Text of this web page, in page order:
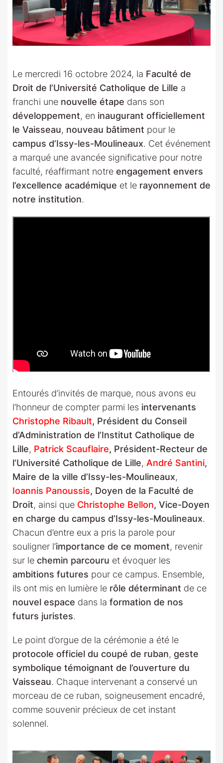
Le mercredi 16 octobre 2024, la Faculté de
Droit de l’Université Catholique de Lille a
franchi une nouvelle étape dans son
développement, en inaugurant officiellement
le Vaisseau, nouveau bâtiment pour le
campus d’Issy-les-Moulineaux. Cet événement
a marqué une avancée significative pour notre
faculté, réaffirmant notre engagement envers
l’excellence académique et le rayonnement de
notre institution.
Entourés d’invités de marque, nous avons eu
l’honneur de compter parmi les intervenants
Christophe Ribault, Président du Conseil
d’Administration de l’Institut Catholique de
Lille, Patrick Scauflaire, Président-Recteur de
l’Université Catholique de Lille, André Santini,
Maire de la ville d’Issy-les-Moulineaux,
Ioannis Panoussis, Doyen de la Faculté de
Droit, ainsi que Christophe Bellon, Vice-Doyen
en charge du campus d’Issy-les-Moulineaux.
Chacun d’entre eux a pris la parole pour
souligner l’importance de ce moment, revenir
sur le chemin parcouru et évoquer les
ambitions futures pour ce campus. Ensemble,
ils ont mis en lumière le rôle déterminant de ce
nouvel espace dans la formation de nos
futurs juristes.
Le point d’orgue de la cérémonie a été le
protocole officiel du coupé de ruban, geste
symbolique témoignant de l’ouverture du
Vaisseau. Chaque intervenant a conservé un
morceau de ce ruban, soigneusement encadré,
comme souvenir précieux de cet instant
solennel.